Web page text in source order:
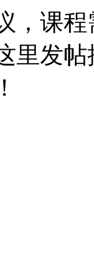
，课
里发